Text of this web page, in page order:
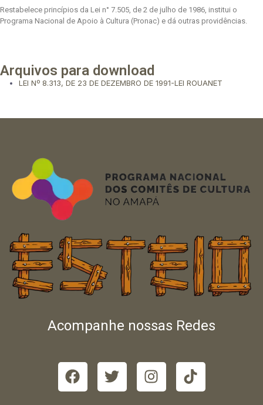
Restabelece princípios da Lei n° 7.505, de 2 de julho de 1986, institui o
Programa Nacional de Apoio à Cultura (Pronac) e dá outras providências.
Arquivos para download
LEI Nº 8.313, DE 23 DE DEZEMBRO DE 1991-LEI ROUANET
Acompanhe nossas Redes